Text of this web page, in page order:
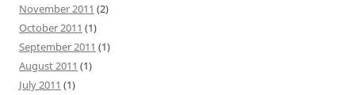
November 2011 (2)
October 2011 (1)
September 2011 (1)
August 2011 (1)
July 2011 (1)